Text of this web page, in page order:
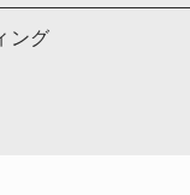
ング